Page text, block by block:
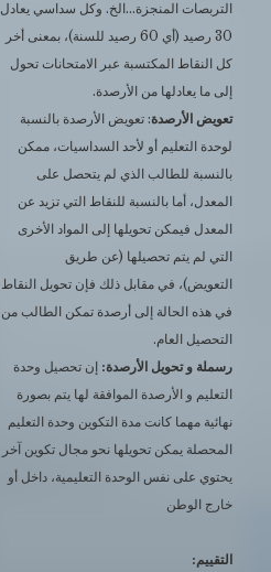
التربصات المنجزة…الخ. وكل سداسي يعادل
30 رصيد (أي 60 رصيد للسنة)، بمعنى أخر
كل النقاط المكتسبة عبر الامتحانات تحول
إلى ما يعادلها من الأرصدة.
تعويض الأرصدة: تعويض الأرصدة بالنسبة
لوحدة التعليم أو لأحد السداسيات، ممكن
بالنسبة للطالب الذي لم يتحصل على
المعدل، أما بالنسبة للنقاط التي تزيد عن
المعدل فيمكن تحويلها إلى المواد الأخرى
التي لم يتم تحصيلها (عن طريق
التعويض)، في مقابل ذلك فإن تحويل النقاط
في هذه الحالة إلى أرصدة تمكن الطالب من
التحصيل العام.
رسملة و تحويل الأرصدة: إن تحصيل وحدة
التعليم و الأرصدة الموافقة لها يتم بصورة
نهائية مهما كانت مدة التكوين وحدة التعليم
المحصلة يمكن تحويلها نحو مجال تكوين آخر
يحتوي على نفس الوحدة التعليمية، داخل أو
خارج الوطن
التقييم: